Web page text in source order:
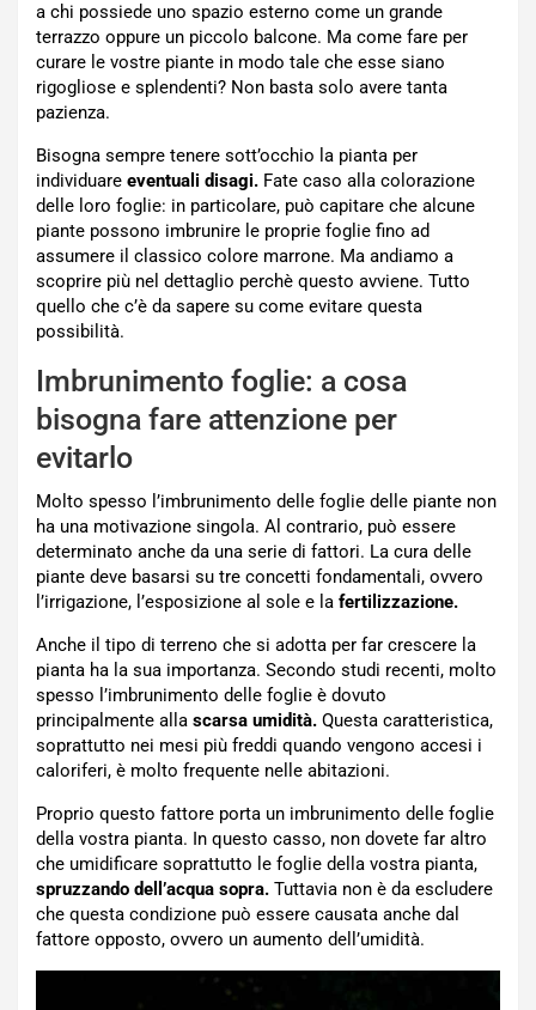
a chi possiede uno spazio esterno come un grande
terrazzo oppure un piccolo balcone. Ma come fare per
curare le vostre piante in modo tale che esse siano
rigogliose e splendenti? Non basta solo avere tanta
pazienza.
Bisogna sempre tenere sott’occhio la pianta per
individuare eventuali disagi. Fate caso alla colorazione
delle loro foglie: in particolare, può capitare che alcune
piante possono imbrunire le proprie foglie fino ad
assumere il classico colore marrone. Ma andiamo a
scoprire più nel dettaglio perchè questo avviene. Tutto
quello che c’è da sapere su come evitare questa
possibilità.
Imbrunimento foglie: a cosa
bisogna fare attenzione per
evitarlo
Molto spesso l’imbrunimento delle foglie delle piante non
ha una motivazione singola. Al contrario, può essere
determinato anche da una serie di fattori. La cura delle
piante deve basarsi su tre concetti fondamentali, ovvero
l’irrigazione, l’esposizione al sole e la fertilizzazione.
Anche il tipo di terreno che si adotta per far crescere la
pianta ha la sua importanza. Secondo studi recenti, molto
spesso l’imbrunimento delle foglie è dovuto
principalmente alla scarsa umidità. Questa caratteristica,
soprattutto nei mesi più freddi quando vengono accesi i
caloriferi, è molto frequente nelle abitazioni.
Proprio questo fattore porta un imbrunimento delle foglie
della vostra pianta. In questo casso, non dovete far altro
che umidificare soprattutto le foglie della vostra pianta,
spruzzando dell’acqua sopra. Tuttavia non è da escludere
che questa condizione può essere causata anche dal
fattore opposto, ovvero un aumento dell’umidità.